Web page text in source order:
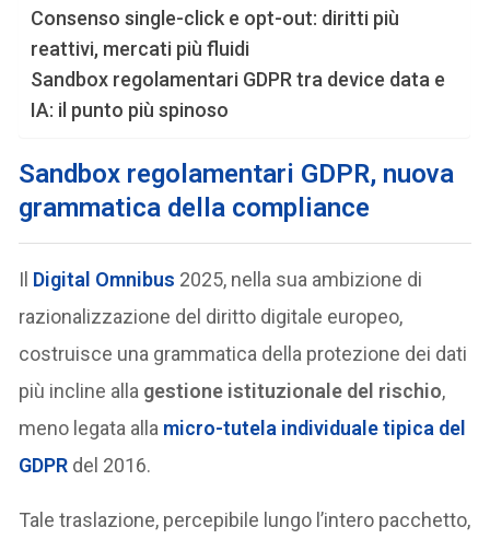
Consenso single-click e opt-out: diritti più
reattivi, mercati più fluidi
Sandbox regolamentari GDPR tra device data e
IA: il punto più spinoso
Sandbox regolamentari GDPR, nuova
grammatica della compliance
Il Digital Omnibus 2025, nella sua ambizione di
razionalizzazione del diritto digitale europeo,
costruisce una grammatica della protezione dei dati
più incline alla gestione istituzionale del rischio,
meno legata alla micro-tutela individuale tipica del
GDPR del 2016.
Tale traslazione, percepibile lungo l’intero pacchetto,